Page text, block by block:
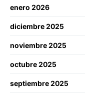
enero 2026
diciembre 2025
noviembre 2025
octubre 2025
septiembre 2025